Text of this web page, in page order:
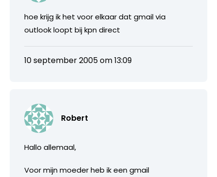
hoe krijg ik het voor elkaar dat gmail via
outlook loopt bij kpn direct
10 september 2005 om 13:09
Robert
Hallo allemaal,
Voor mijn moeder heb ik een gmail